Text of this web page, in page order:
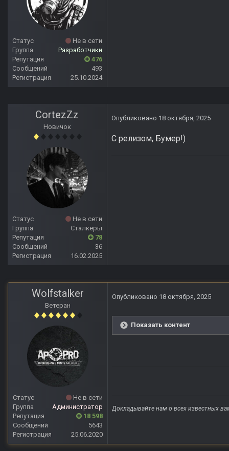
Статус
Не в сети
Группа
Разработчики
Репутация
476
Сообщений
493
Регистрация
25.10.2024
CortezZz
Новичок
Статус
Не в сети
Группа
Сталкеры
Репутация
78
Сообщений
36
Регистрация
16.02.2025
Опубликовано 18 октября, 2025
С релизом, Бумер!)
Wolfstalker
Ветеран
Статус
Не в сети
Группа
Администратор
Репутация
18 598
Сообщений
5643
Регистрация
25.06.2020
Опубликовано 18 октября, 2025
Показать контент
Докладывайте нам о всех известных